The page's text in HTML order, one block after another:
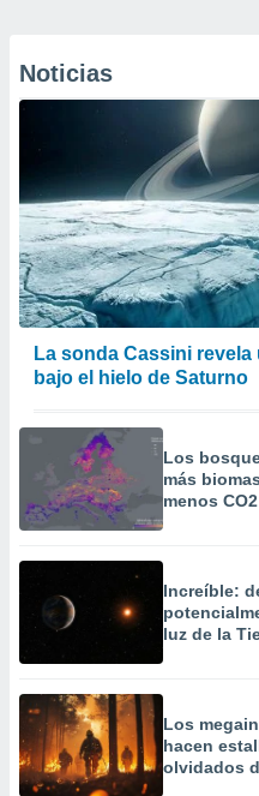
Noticias
La sonda Cassini
bajo el hielo de Saturno
Los
más
menos CO2
Increíble:
luz de la
Los
hacen
olvidados